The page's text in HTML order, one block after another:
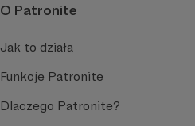
O Patronite
Jak to działa
Funkcje Patronite
Dlaczego Patronite?